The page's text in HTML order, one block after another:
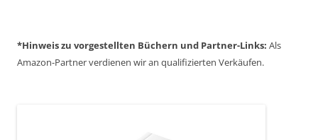
*Hinweis zu vorgestellten Büchern und Partner-Links: Als
Amazon-Partner verdienen wir an qualifizierten Verkäufen.